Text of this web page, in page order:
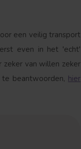
een veilig transport
even in het 'echt'
zeker van willen zeker
beantwoorden, hier